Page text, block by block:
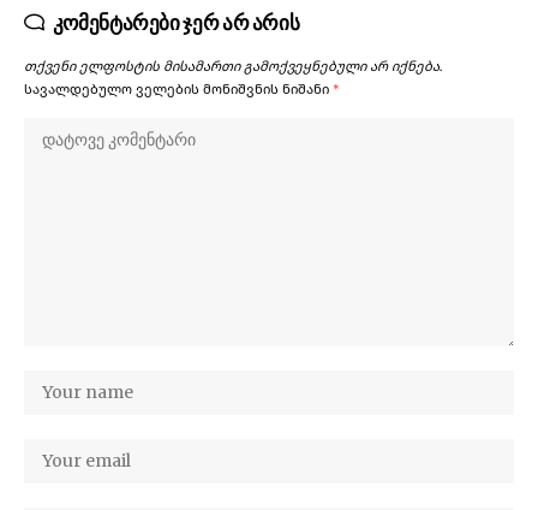
კომენტარები ჯერ არ არის
თქვენი ელფოსტის მისამართი გამოქვეყნებული არ იქნება.
სავალდებულო ველების მონიშვნის ნიშანი *